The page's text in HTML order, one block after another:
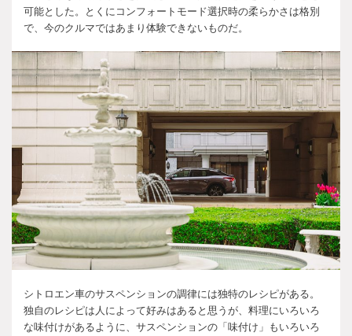
可能とした。とくにコンフォートモード選択時の柔らかさは格別
で、今のクルマではあまり体験できないものだ。
シトロエン車のサスペンションの調律には独特のレシピがある。
独自のレシピは人によって好みはあると思うが、料理にいろいろ
な味付けがあるように、サスペンションの「味付け」もいろいろ